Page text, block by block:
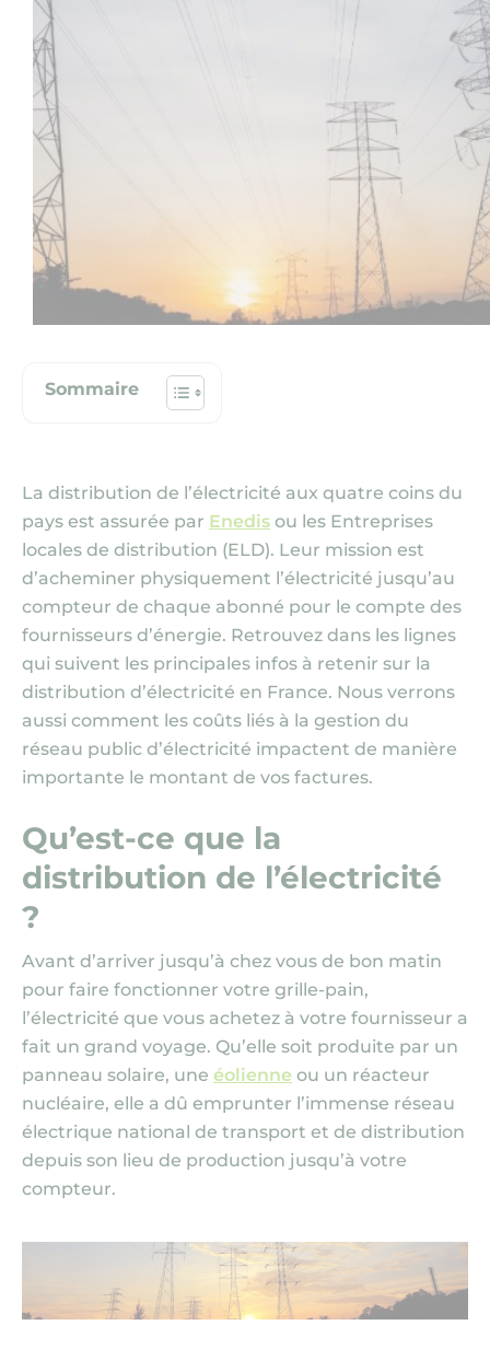
Sommaire
La distribution de l’électricité aux quatre coins du
pays est assurée par Enedis ou les Entreprises
locales de distribution (ELD). Leur mission est
d’acheminer physiquement l’électricité jusqu’au
compteur de chaque abonné pour le compte des
fournisseurs d’énergie. Retrouvez dans les lignes
qui suivent les principales infos à retenir sur la
distribution d’électricité en France. Nous verrons
aussi comment les coûts liés à la gestion du
réseau public d’électricité impactent de manière
importante le montant de vos factures.
Qu’est-ce que la
distribution de l’électricité
?
Avant d’arriver jusqu’à chez vous de bon matin
pour faire fonctionner votre grille-pain,
l’électricité que vous achetez à votre fournisseur a
fait un grand voyage. Qu’elle soit produite par un
panneau solaire, une éolienne ou un réacteur
nucléaire, elle a dû emprunter l’immense réseau
électrique national de transport et de distribution
depuis son lieu de production jusqu’à votre
compteur.